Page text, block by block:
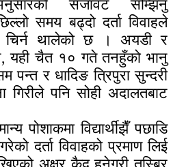
सजावट सम्झिनु
समय बढ्दो दर्ता विवाहले
चिर्न थालेको छ । अयडी र
यही चैत १० गते तनहुँको भानु
पन्त र धादिङ त्रिपुरा सुन्दरी
गिरीले पनि सोही अदालतबाट
पोशाकमा विद्यार्थीझैँ पछाडि
दर्ता विवाहको प्रमाण लिई